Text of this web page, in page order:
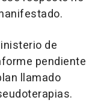
de
pendiente
llamado